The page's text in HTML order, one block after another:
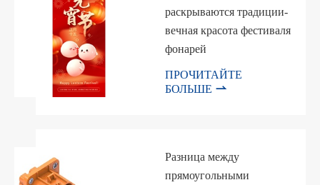
раскрываются традиции-
вечная красота фестиваля
фонарей
ПРОЧИТАЙТЕ
БОЛЬШЕ 
Разница между
прямоугольными